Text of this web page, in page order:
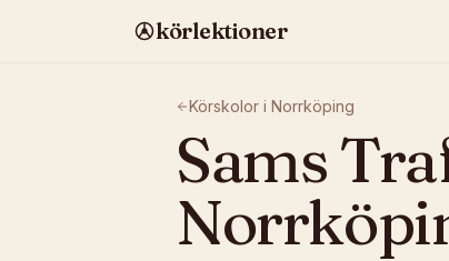
körlektioner
Körskolor i Norrköping
Sams